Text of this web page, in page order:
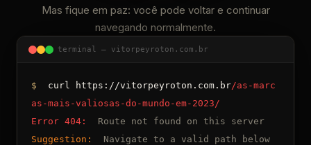
Mas fique em paz: você pode voltar e continuar
navegando normalmente.
terminal — vitorpeyroton.com.br
$ curl https://vitorpeyroton.com.br/as-marc
as-mais-valiosas-do-mundo-em-2023/
Error 404:
Route not found on this server
Suggestion:
Navigate to a valid path below